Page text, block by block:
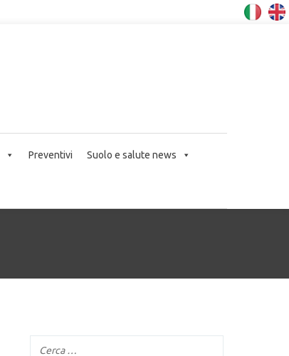
Preventivi Suolo e salute news